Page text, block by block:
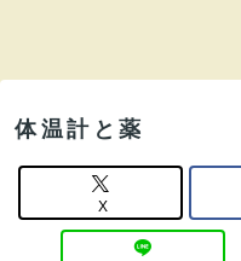
体温計と薬
X